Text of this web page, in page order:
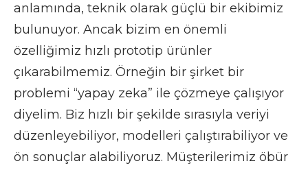
anlamında, teknik olarak güçlü bir ekibimiz
bulunuyor. Ancak bizim en önemli
özelliğimiz hızlı prototip ürünler
çıkarabilmemiz. Örneğin bir şirket bir
problemi “yapay zeka” ile çözmeye çalışıyor
diyelim. Biz hızlı bir şekilde sırasıyla veriyi
düzenleyebiliyor, modelleri çalıştırabiliyor ve
ön sonuçlar alabiliyoruz. Müşterilerimiz öbür